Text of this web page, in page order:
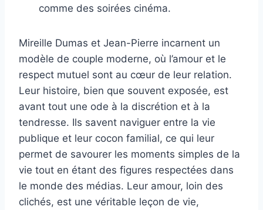
comme des soirées cinéma.
Mireille Dumas et Jean-Pierre incarnent un
modèle de couple moderne, où l’amour et le
respect mutuel sont au cœur de leur relation.
Leur histoire, bien que souvent exposée, est
avant tout une ode à la discrétion et à la
tendresse. Ils savent naviguer entre la vie
publique et leur cocon familial, ce qui leur
permet de savourer les moments simples de la
vie tout en étant des figures respectées dans
le monde des médias. Leur amour, loin des
clichés, est une véritable leçon de vie,